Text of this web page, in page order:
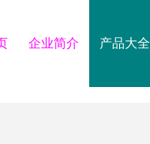
企业简介 产品大全